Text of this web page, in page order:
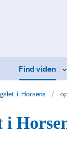
Find viden